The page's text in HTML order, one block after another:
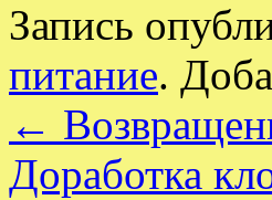
Запись
питание.
←
Доработка